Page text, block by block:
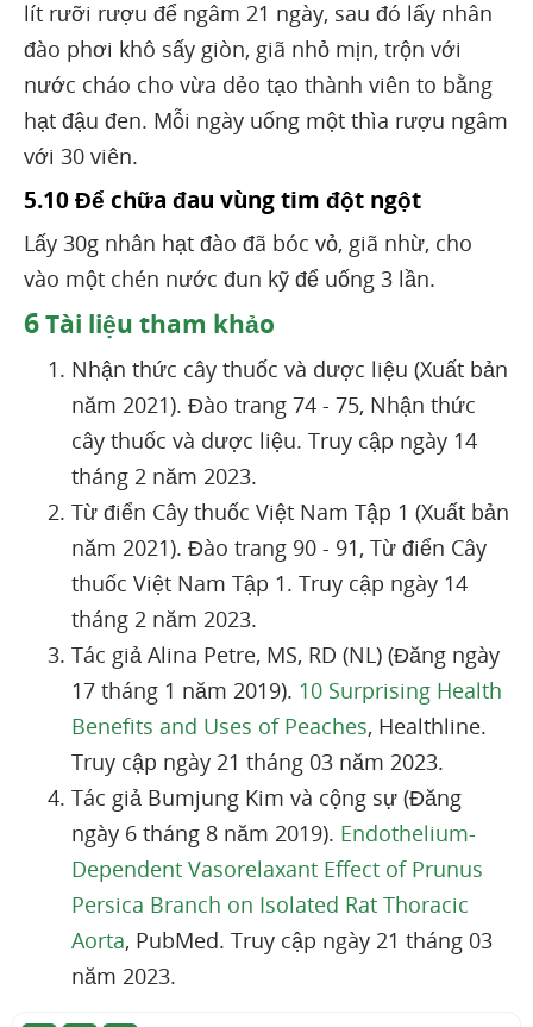
lít rưỡi rượu để ngâm 21 ngày, sau đó lấy nhân
đào phơi khô sấy giòn, giã nhỏ mịn, trộn với
nước cháo cho vừa dẻo tạo thành viên to bằng
hạt đậu đen. Mỗi ngày uống một thìa rượu ngâm
với 30 viên.
5.10 Để chữa đau vùng tim đột ngột
Lấy 30g nhân hạt đào đã bóc vỏ, giã nhừ, cho
vào một chén nước đun kỹ để uống 3 lần.
6Tài liệu tham khảo
Nhận thức cây thuốc và dược liệu (Xuất bản
năm 2021). Đào trang 74 - 75, Nhận thức
cây thuốc và dược liệu. Truy cập ngày 14
tháng 2 năm 2023.
Từ điển Cây thuốc Việt Nam Tập 1 (Xuất bản
năm 2021). Đào trang 90 - 91, Từ điển Cây
thuốc Việt Nam Tập 1. Truy cập ngày 14
tháng 2 năm 2023.
Tác giả Alina Petre, MS, RD (NL) (Đăng ngày
17 tháng 1 năm 2019). 10 Surprising Health
Benefits and Uses of Peaches, Healthline.
Truy cập ngày 21 tháng 03 năm 2023.
Tác giả Bumjung Kim và cộng sự (Đăng
ngày 6 tháng 8 năm 2019). Endothelium-
Dependent Vasorelaxant Effect of Prunus
Persica Branch on Isolated Rat Thoracic
Aorta, PubMed. Truy cập ngày 21 tháng 03
năm 2023.